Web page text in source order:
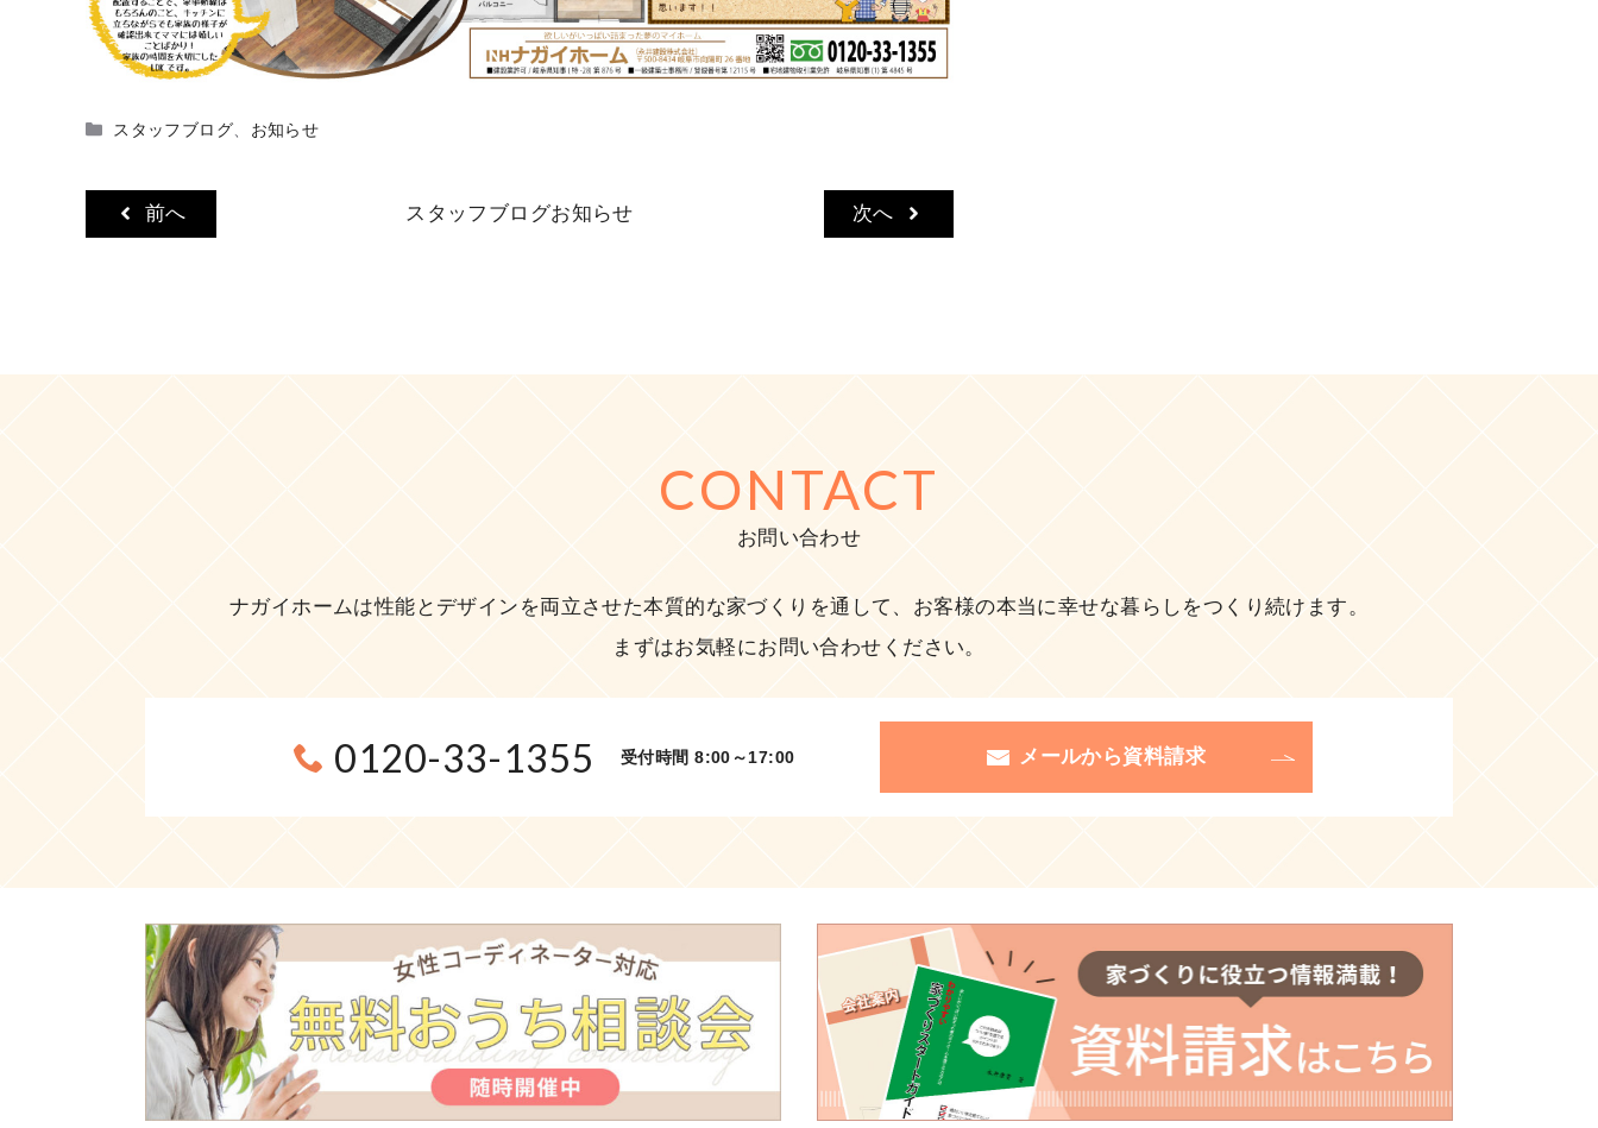
カ
リ
スタッフブログ お知らせ
前へ スタッフブログお知らせ 次へ
CONTACT
お問い合わせ
ナガイホームは性能とデザインを両立させた本質的な家づくりを通して、お客様の本当に幸せな暮らしをつくり続けます。
まずはお気軽にお問い合わせください。
0120-33-1355 受付時間 8:00～17:00 メールから資料請求